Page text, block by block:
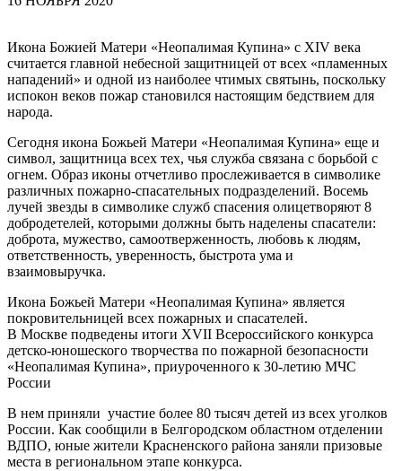
Икона Божией Матери «Неопалимая Купина» с XIV века
считается главной небесной защитницей от всех «пламенных
нападений» и одной из наиболее чтимых святынь, поскольку
испокон веков пожар становился настоящим бедствием для
народа.
Сегодня икона Божьей Матери «Неопалимая Купина» еще и
символ, защитница всех тех, чья служба связана с борьбой с
огнем. Образ иконы отчетливо прослеживается в символике
различных пожарно-спасательных подразделений. Восемь
лучей звезды в символике служб спасения олицетворяют 8
добродетелей, которыми должны быть наделены спасатели:
доброта, мужество, самоотверженность, любовь к людям,
ответственность, уверенность, быстрота ума и
взаимовыручка.
Икона Божьей Матери «Неопалимая Купина» является
покровительницей всех пожарных и спасателей.
В Москве подведены итоги XVII Всероссийского конкурса
детско-юношеского творчества по пожарной безопасности
«Неопалимая Купина», приуроченного к 30-летию МЧС
России
В нем приняли участие более 80 тысяч детей из всех уголков
России. Как сообщили в Белгородском областном отделении
ВДПО, юные жители Красненского района заняли призовые
места в региональном этапе конкурса.